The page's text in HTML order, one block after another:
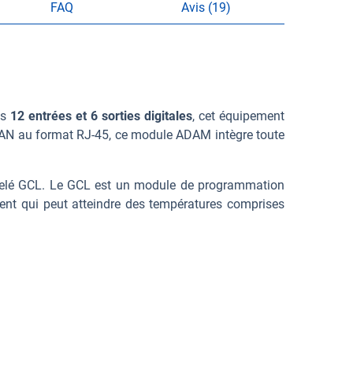
FAQ Avis (19)
12 entrées et 6 sorties digitales, cet équipement
au format RJ-45, ce module ADAM intègre toute
GCL. Le GCL est un module de programmation
qui peut atteindre des températures comprises